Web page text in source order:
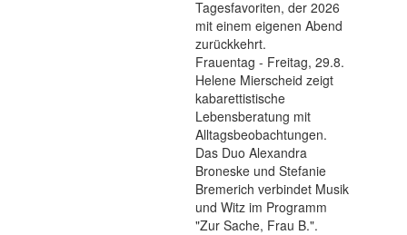
Tagesfavoriten, der 2026
mit einem eigenen Abend
zurückkehrt.
Frauentag - Freitag, 29.8.
Helene Mierscheid zeigt
kabarettistische
Lebensberatung mit
Alltagsbeobachtungen.
Das Duo Alexandra
Broneske und Stefanie
Bremerich verbindet Musik
und Witz im Programm
"Zur Sache, Frau B.".